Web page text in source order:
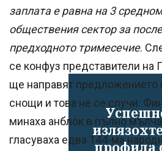
профила
заплата е равна на 3
обществения сектор за
предходното тримесечие.
се конфуз представители на
ще направят предложението
снощи и това не се случи.
минаха анблок в пълно
гласуваха едва 144-ма